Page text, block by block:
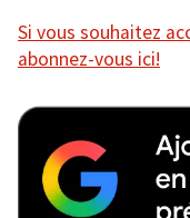
Si vous souhaitez
abonnez-vous ici!